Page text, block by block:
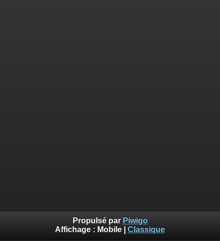
Propulsé par Piwigo
Affichage : Mobile Classique